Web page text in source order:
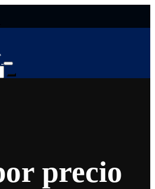
precio